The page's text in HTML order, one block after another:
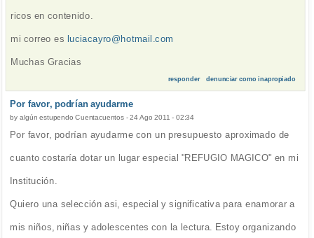
ricos en contenido.
mi correo es luciacayro@hotmail.com
Muchas Gracias
responder denunciar como inapropiado
Por favor, podrían ayudarme
by algún estupendo Cuentacuentos-24 Ago 2011 - 02:34
Por favor, podrían ayudarme con un presupuesto aproximado de
cuanto costaría dotar un lugar especial "REFUGIO MAGICO" en mi
Institución.
Quiero una selección asi, especial y significativa para enamorar a
mis niños, niñas y adolescentes con la lectura. Estoy organizando